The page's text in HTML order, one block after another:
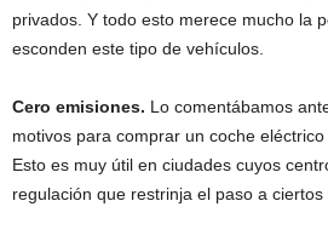
privados. Y todo esto merece mucho la
esconden este tipo de vehículos.
Cero emisiones. Lo comentábamos
motivos para comprar un coche eléctrico
Esto es muy útil en ciudades cuyos
regulación que restrinja el paso a ciertos